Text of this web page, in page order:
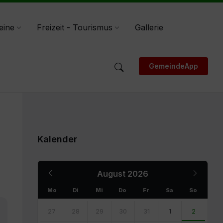
Freizeit - Tourismus
Gallerie
GemeindeApp
Kalender
August 2026
Month
Mo Di Mi Do Fr Sa So
calendar
27 28 29 30 31 1 2